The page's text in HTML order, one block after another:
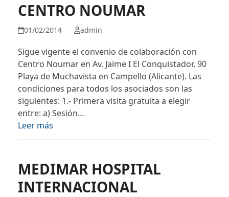
CENTRO NOUMAR
01/02/2014 admin
Sigue vigente el convenio de colaboración con
Centro Noumar en Av. Jaime I El Conquistador, 90
Playa de Muchavista en Campello (Alicante). Las
condiciones para todos los asociados son las
siguientes: 1.- Primera visita gratuita a elegir
entre: a) Sesión…
Leer más
MEDIMAR HOSPITAL
INTERNACIONAL